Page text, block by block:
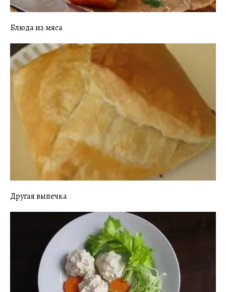
Блюда из мяса
Другая выпечка